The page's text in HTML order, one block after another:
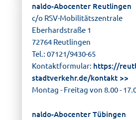
naldo-Abocenter Reutlingen
c/o RSV-Mobilitätszentrale
Eberhardstraße 1
72764 Reutlingen
Tel.: 07121/9430-65
Kontaktformular: https://
stadtverkehr.de/kontakt
Montag - Freitag von 8.00 -
naldo-Abocenter Tübingen